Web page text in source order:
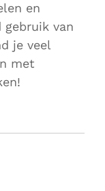
en
van
je veel
met